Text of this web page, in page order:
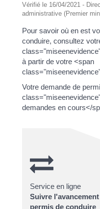
Vérifié le 16/04/2021 -
administrative (Premier
Pour savoir où en est
conduire, consultez
à partir de votre <span
Votre demande de
demandes en cours</
Service en ligne
Suivre
permis de conduire